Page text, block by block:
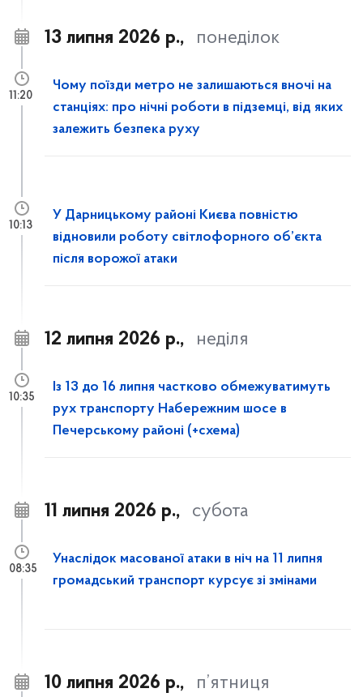
13 липня 2026 р., понеділок
Чому поїзди метро не залишаються вночі на
станціях: про нічні роботи в підземці, від яких
залежить безпека руху
11:20
У Дарницькому районі Києва повністю
відновили роботу світлофорного об’єкта
після ворожої атаки
10:13
12 липня 2026 р., неділя
Із 13 до 16 липня частково обмежуватимуть
рух транспорту Набережним шосе в
Печерському районі (+схема)
10:35
11 липня 2026 р., субота
Унаслідок масованої атаки в ніч на 11 липня
громадський транспорт курсує зі змінами
08:35
10 липня 2026 р., п’ятниця